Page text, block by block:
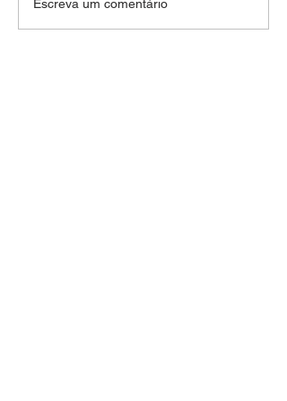
Escreva um comentário